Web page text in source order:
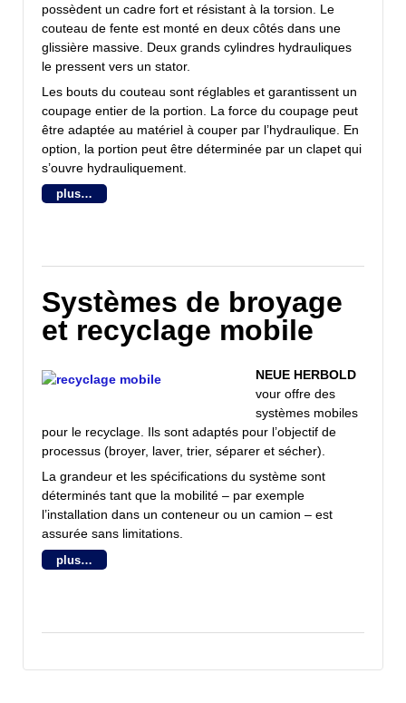
possèdent un cadre fort et résistant à la torsion. Le
couteau de fente est monté en deux côtés dans une
glissière massive. Deux grands cylindres hydrauliques
le pressent vers un stator.
Les bouts du couteau sont réglables et garantissent un
coupage entier de la portion. La force du coupage peut
être adaptée au matériel à couper par l’hydraulique. En
option, la portion peut être déterminée par un clapet qui
s’ouvre hydrauliquement.
plus…
Systèmes de broyage
et recyclage mobile
NEUE HERBOLD
vour offre des
systèmes mobiles
pour le recyclage. Ils sont adaptés pour l’objectif de
processus (broyer, laver, trier, séparer et sécher).
La grandeur et les spécifications du système sont
déterminés tant que la mobilité – par exemple
l’installation dans un conteneur ou un camion – est
assurée sans limitations.
plus…